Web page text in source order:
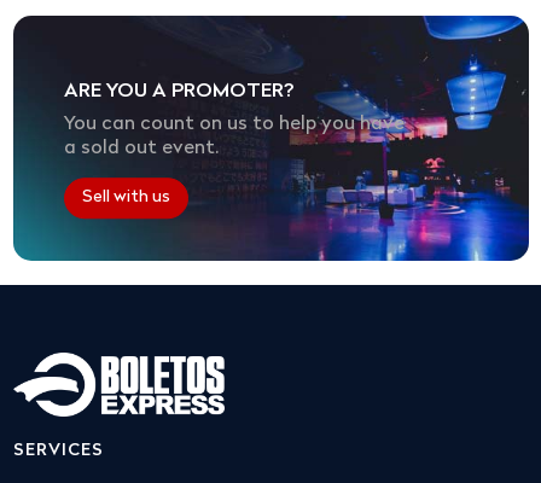
ARE YOU A PROMOTER?
You can count on us to help you have
a sold out event.
Sell with us
SERVICES